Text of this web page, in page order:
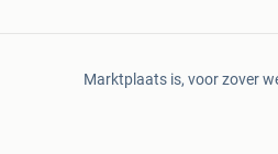
Marktplaats is, voor zover